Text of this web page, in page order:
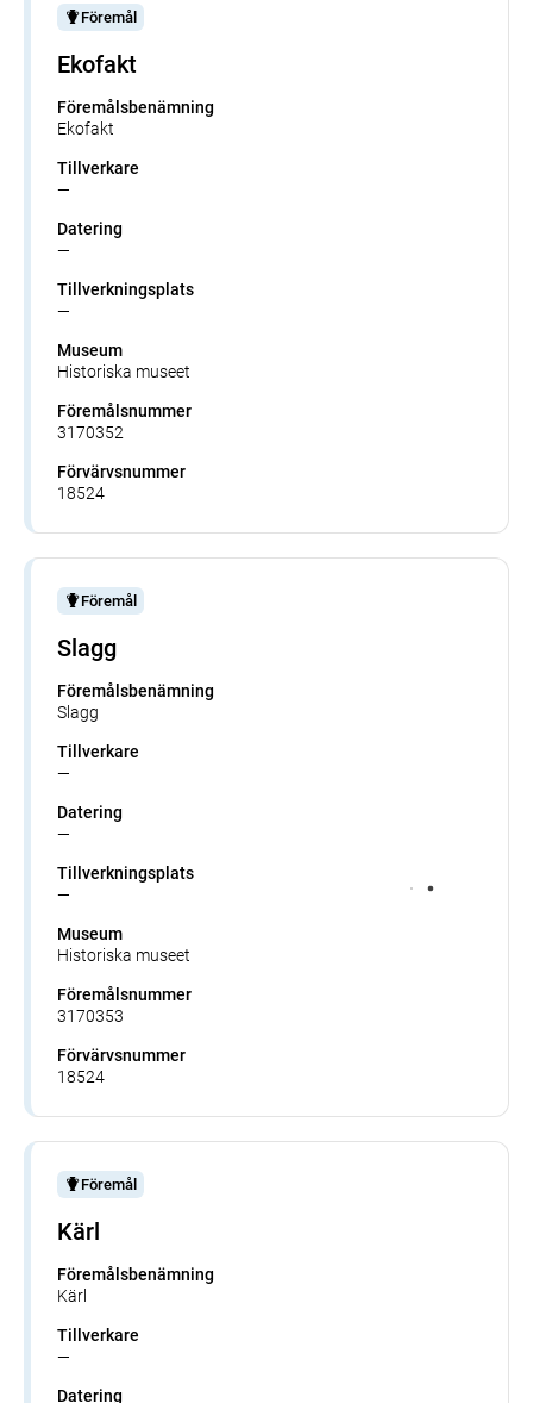
Föremål
Ekofakt
Föremålsbenämning
Ekofakt
Tillverkare
—
Datering
—
Tillverkningsplats
—
Museum
Historiska museet
Föremålsnummer
3170352
Förvärvsnummer
18524
Föremål
Slagg
Föremålsbenämning
Slagg
Tillverkare
—
Datering
—
Tillverkningsplats
—
Museum
Historiska museet
Föremålsnummer
3170353
Förvärvsnummer
18524
Föremål
Kärl
Föremålsbenämning
Kärl
Tillverkare
—
Datering